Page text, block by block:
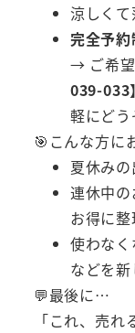
涼しく
完全予約
→ ご希
039-033
軽にどう
🎯こんな方に
夏休み
連休中
お得に
使わな
などを
💬最後に…
「これ、売